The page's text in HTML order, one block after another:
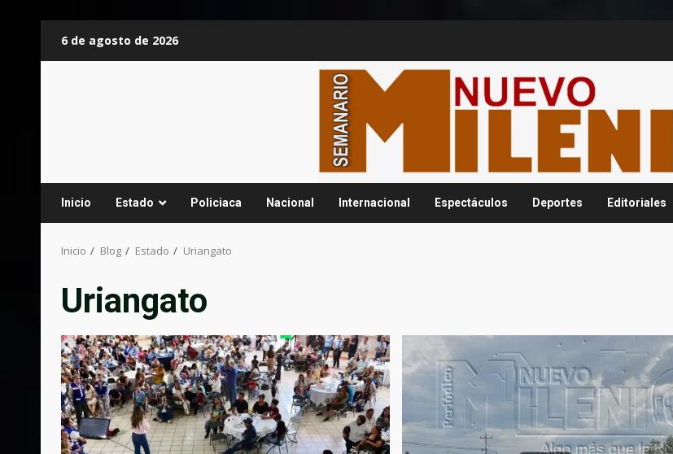
6 de agosto de 2026
Inicio Estado Policiaca Nacional Internacional Espectáculos Deportes Editoriales
Inicio Blog Estado Uriangato
Uriangato